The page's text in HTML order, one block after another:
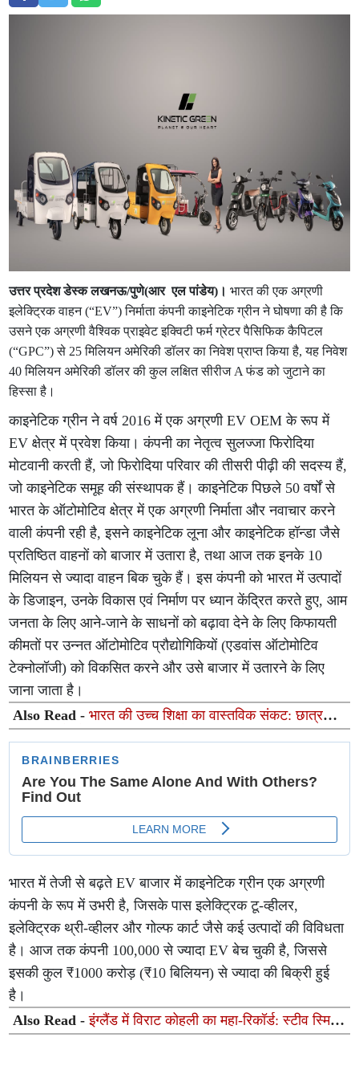
उत्तर प्रदेश डेस्क लखनऊ/पुणे(आर एल पांडेय)।भारत की एक अग्रणी
इलेक्ट्रिक वाहन (“EV”) निर्माता कंपनी काइनेटिक ग्रीन ने घोषणा की है कि
उसने एक अग्रणी वैश्विक प्राइवेट इक्विटी फर्म ग्रेटर पैसिफिक कैपिटल
(“GPC”) से 25 मिलियन अमेरिकी डॉलर का निवेश प्राप्त किया है, यह निवेश
40 मिलियन अमेरिकी डॉलर की कुल लक्षित सीरीज A फंड को जुटाने का
हिस्सा है।
काइनेटिक ग्रीन ने वर्ष 2016 में एक अग्रणी EV OEM के रूप में
EV क्षेत्र में प्रवेश किया। कंपनी का नेतृत्व सुलज्जा फिरोदिया
मोटवानी करती हैं, जो फिरोदिया परिवार की तीसरी पीढ़ी की सदस्य हैं,
जो काइनेटिक समूह की संस्थापक हैं। काइनेटिक पिछले 50 वर्षों से
भारत के ऑटोमोटिव क्षेत्र में एक अग्रणी निर्माता और नवाचार करने
वाली कंपनी रही है, इसने काइनेटिक लूना और काइनेटिक हॉन्डा जैसे
प्रतिष्ठित वाहनों को बाजार में उतारा है, तथा आज तक इनके 10
मिलियन से ज्यादा वाहन बिक चुके हैं। इस कंपनी को भारत में उत्पादों
के डिजाइन, उनके विकास एवं निर्माण पर ध्यान केंद्रित करते हुए, आम
जनता के लिए आने-जाने के साधनों को बढ़ावा देने के लिए किफायती
कीमतों पर उन्नत ऑटोमोटिव प्रौद्योगिकियों (एडवांस ऑटोमोटिव
टेक्नोलॉजी) को विकसित करने और उसे बाजार में उतारने के लिए
जाना जाता है।
Also Read -भारत की उच्च शिक्षा का वास्तविक संकट: छात्र
नामांकित हैं, लेकिन मानसिक रूप से अनुपस्थित
भारत में तेजी से बढ़ते EV बाजार में काइनेटिक ग्रीन एक अग्रणी
कंपनी के रूप में उभरी है, जिसके पास इलेक्ट्रिक टू-व्हीलर,
इलेक्ट्रिक थ्री-व्हीलर और गोल्फ कार्ट जैसे कई उत्पादों की विविधता
है। आज तक कंपनी 100,000 से ज्यादा EV बेच चुकी है, जिससे
इसकी कुल ₹1000 करोड़ (₹10 बिलियन) से ज्यादा की बिक्री हुई
है।
Also Read -इंग्लैंड में विराट कोहली का महा-रिकॉर्ड: स्टीव स्मिथ
और रिकी पोंटिंग को पछाड़कर रचा नया इतिहास